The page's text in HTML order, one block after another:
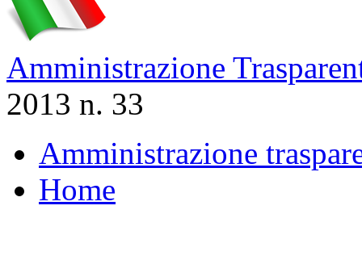
Amministrazione
2013 n. 33
Amministrazione
Home